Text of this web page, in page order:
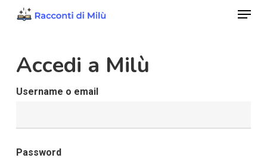
content
Menu
Accedi a Milù
Username o email
Password